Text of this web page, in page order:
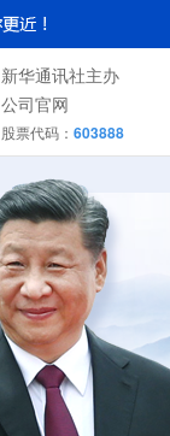
新华通讯社主办
公司官网
股票代码： 603888